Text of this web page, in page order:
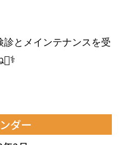
とメインテナンスを受
ダー